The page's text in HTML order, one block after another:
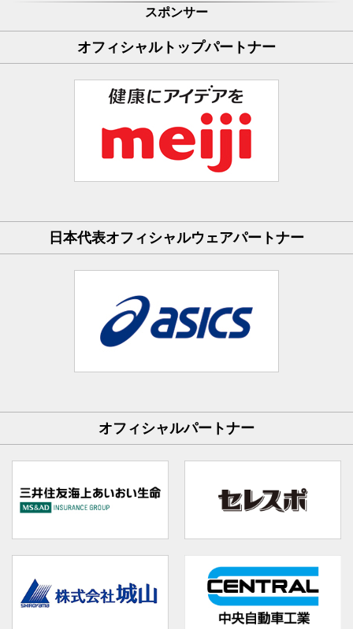
スポンサー
オフィシャルトップパートナー
日本代表オフィシャルウェアパートナー
オフィシャルパートナー